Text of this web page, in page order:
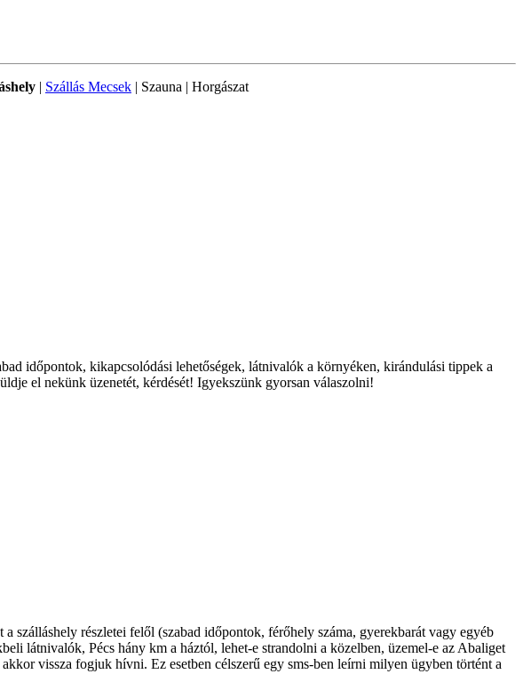
| Szállás Mecsek | Szauna | Horgászat
időpontok, kikapcsolódási lehetőségek, látnivalók a környéken, kirándulási tippek a
el nekünk üzenetét, kérdését! Igyekszünk gyorsan válaszolni!
szálláshely részletei felől (szabad időpontok, férőhely száma, gyerekbarát vagy egyéb
látnivalók, Pécs hány km a háztól, lehet-e strandolni a közelben, üzemel-e az Abaliget
vissza fogjuk hívni. Ez esetben célszerű egy sms-ben leírni milyen ügyben történt a